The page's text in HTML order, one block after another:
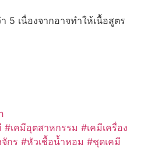
5 เนื่องจากอาจทำให้เนื้อสูตร
เคมีอุตสาหกรรม #เคมีเครื่อง
จักร #หัวเชื้อน้ำหอม #ชุดเคมี